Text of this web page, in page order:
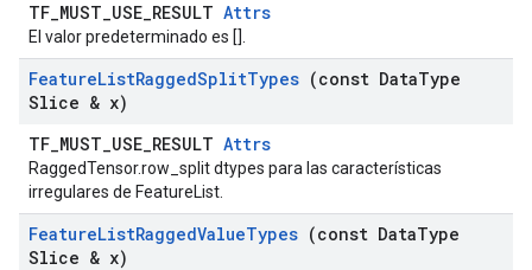
TF_MUST_USE_RESULT Attrs
El valor predeterminado es [].
FeatureListRaggedSplitTypes (const DataType
Slice & x)
TF_MUST_USE_RESULT Attrs
RaggedTensor.row_split dtypes para las características
irregulares de FeatureList.
FeatureListRaggedValueTypes (const DataType
Slice & x)